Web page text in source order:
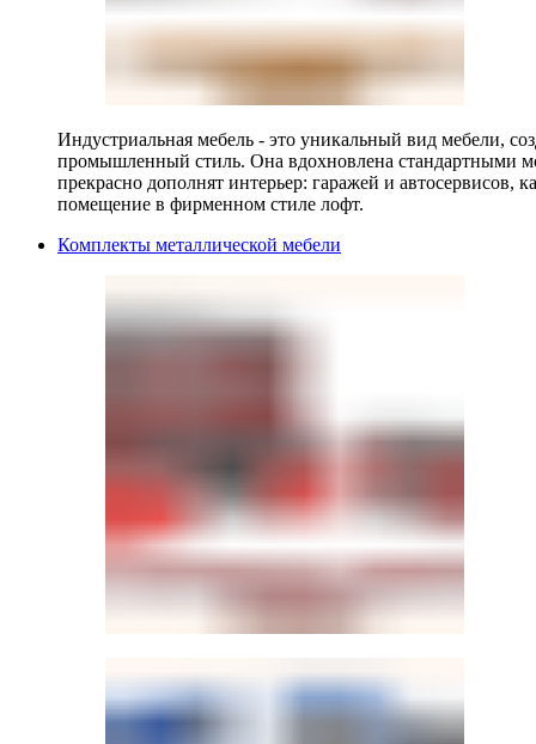
Индустриальная мебель - это уникальный вид мебели,
промышленный стиль. Она вдохновлена стандартными
прекрасно дополнят интерьер: гаражей и автосервисов,
помещение в фирменном стиле лофт.
Комплекты металлической мебели